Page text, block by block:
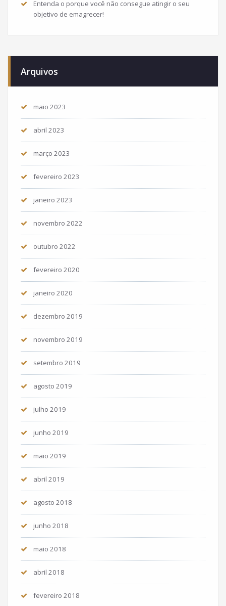
Entenda o porque você não consegue atingir o seu
objetivo de emagrecer!
Arquivos
maio 2023
abril 2023
março 2023
fevereiro 2023
janeiro 2023
novembro 2022
outubro 2022
fevereiro 2020
janeiro 2020
dezembro 2019
novembro 2019
setembro 2019
agosto 2019
julho 2019
junho 2019
maio 2019
abril 2019
agosto 2018
junho 2018
maio 2018
abril 2018
fevereiro 2018